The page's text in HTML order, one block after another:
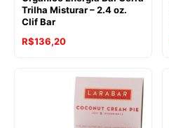
Trilha Misturar – 2.4 oz.
Clif Bar
R$136,20